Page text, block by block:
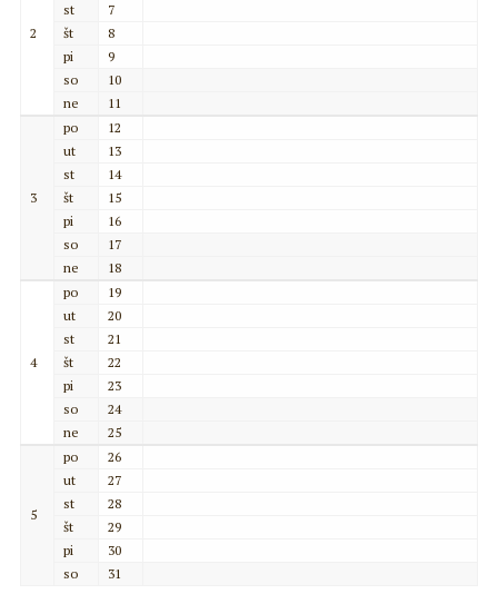
2
st
7
št
8
pi
9
so
10
ne
11
3
po
12
ut
13
st
14
št
15
pi
16
so
17
ne
18
4
po
19
ut
20
st
21
št
22
pi
23
so
24
ne
25
5
po
26
ut
27
st
28
št
29
pi
30
so
31